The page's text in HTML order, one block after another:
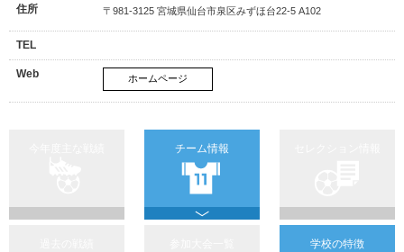
住所 〒981-3125 宮城県仙台市泉区みずほ台22-5 A102
TEL
Web ホームページ
チーム情報
学校の特徴